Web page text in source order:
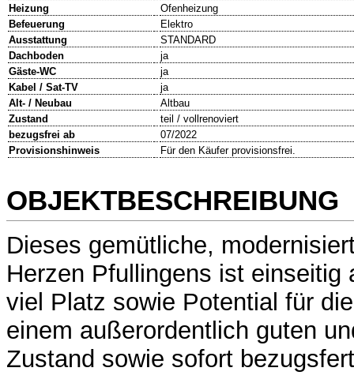
Heizung
Ofenheizung
Befeuerung
Elektro
Ausstattung
STANDARD
Dachboden
ja
Gäste-WC
ja
Kabel / Sat-TV
ja
Alt- / Neubau
Altbau
Zustand
teil / vollrenoviert
bezugsfrei ab
07/2022
Provisionshinweis
Für den Käufer provisionsfrei.
OBJEKTBESCHREIBUNG
Dieses gemütliche,
Herzen Pfullingens ist einseitig
viel Platz sowie Potential für
einem außerordentlich guten
Zustand sowie sofort